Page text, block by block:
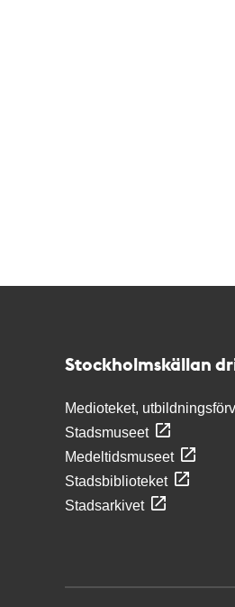
Stockholmskällan
Medioteket,
Stadsmuseet
Medeltidsmuseet
Stadsbiblioteket
Stadsarkivet